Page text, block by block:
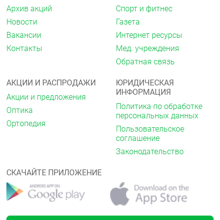
Внутрь, независимо от приема пищи, в дозе 1 мг 1
раз в сутки как при монотерапии, так и в
комбинации с леводопой.
Пожилые пациенты
Коррекция дозы у пожилых пациентов не
Пациенты с нарушением функции печени
Применение разагилина у пациентов с печеночной
недостаточностью средней и тяжелой степени
противопоказано.
При применении разагилина у пациентов с
печеночной недостаточностью легкой степени
следует соблюдать осторожность. Если на фоне
лечения разагилином отмечается
прогрессирование печеночной недостаточности до
средней степени, применение препарата следует
прекратить.
Архив акций
Новости
Вакансии
Контакты
Спорт и фитнес
Газета
Интернет ресурсы
Мед. учреждения
Обратная связь
АКЦИИ И РАСПРОДАЖИ
Акции и предложения
Оптика
Ортопедия
ЮРИДИЧЕСКАЯ
ИНФОРМАЦИЯ
Политика по обработке
персональных данных
Пользовательское
соглашение
Законодательство
СКАЧАЙТЕ ПРИЛОЖЕНИЕ